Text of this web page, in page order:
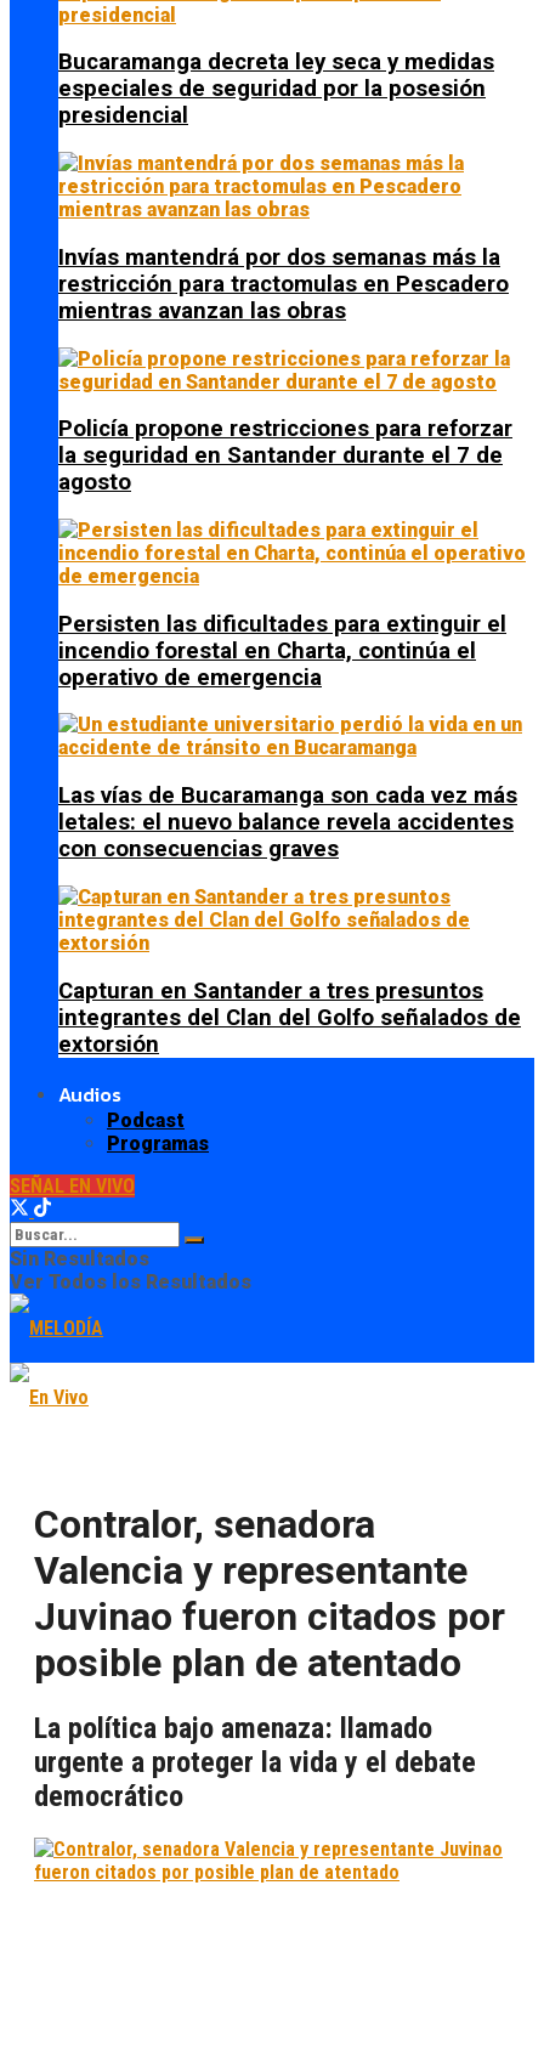
Bucaramanga decreta ley seca y medidas
especiales de seguridad por la posesión
presidencial
Invías mantendrá por dos semanas más la
restricción para tractomulas en Pescadero
mientras avanzan las obras
Policía propone restricciones para reforzar
la seguridad en Santander durante el 7 de
agosto
Persisten las dificultades para extinguir el
incendio forestal en Charta, continúa el
operativo de emergencia
Las vías de Bucaramanga son cada vez más
letales: el nuevo balance revela accidentes
con consecuencias graves
Capturan en Santander a tres presuntos
integrantes del Clan del Golfo señalados de
extorsión
Audios
Podcast
Programas
SEÑAL EN VIVO
Sin Resultados
Ver Todos los Resultados
Contralor, senadora
Valencia y representante
Juvinao fueron citados por
posible plan de atentado
La política bajo amenaza: llamado
urgente a proteger la vida y el debate
democrático